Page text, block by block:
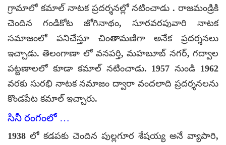
గ్రామాలో కమాల్ నాటక ప్రదర్శనల్లో నటించాడు . రాజమండ్రికి
చెందిన గండికోట జోగినాథం, సూరవరపువారి నాటక
సమాజంలో పనిచేస్తూ చింతామణిగా అనేక ప్రదర్శనలు
ఇచ్చాడు. తెలంగాణా లో వనపర్తి, మహబూబ్ నగర్, గద్వాల
పట్టణాలలో కూడా కమాల్ నటించాడు. 1957 నుండి 1962
వరకు సురభి నాటక నమాజం ద్వారా వందలాది ప్రదర్శనలను
కొండపేట కమాల్ ఇచ్చారు.
సినీ రంగంలో …
1938 లో కడపకు చెందిన పుల్లగూర శేషయ్య అనే వ్యాపారి,